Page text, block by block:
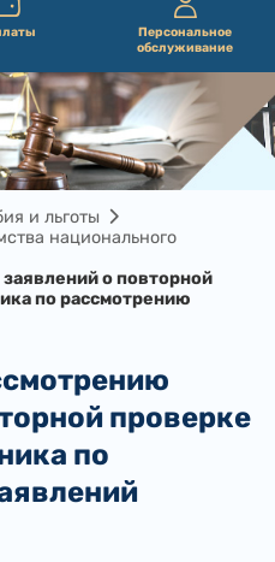
Персональное
обслуживание
и льготы
национального
о повторной
по рассмотрению
проверке
по